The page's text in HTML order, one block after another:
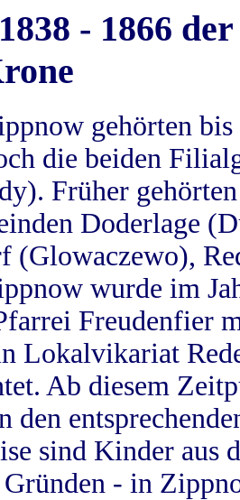
- 1866
gehörten
die beiden
Früher
Doderlage
(Glowaczewo),
wurde im
Freudenfier
Lokalvikariat
Ab diesem
den
sind Kinder aus
- in